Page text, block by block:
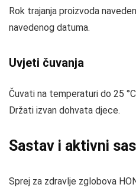
Rok trajanja proizvoda
navedenog datuma.
Uvjeti čuvanja
Čuvati na temperaturi do 25
Držati izvan dohvata djece.
Sastav i aktivni
Sprej za zdravlje zglobova